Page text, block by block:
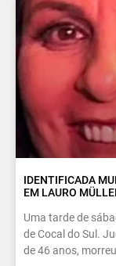
IDENTIFICADA
EM LAURO
Uma tarde de
de Cocal do Sul.
de 46 anos,